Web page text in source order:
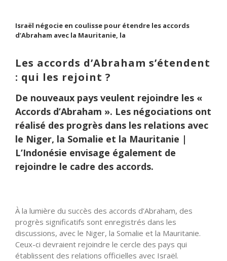
Israël négocie en coulisse pour étendre les accords
d’Abraham avec la Mauritanie, la
Les accords d’Abraham s’étendent
: qui les rejoint ?
De nouveaux pays veulent rejoindre les «
Accords d’Abraham ». Les négociations ont
réalisé des progrès dans les relations avec
le Niger, la Somalie et la Mauritanie |
L’Indonésie envisage également de
rejoindre le cadre des accords.
À la lumière du succès des accords d’Abraham, des
progrès significatifs sont enregistrés dans les
discussions, avec le Niger, la Somalie et la Mauritanie.
Ceux-ci devraient rejoindre le cercle des pays qui
établissent des relations officielles avec Israël.